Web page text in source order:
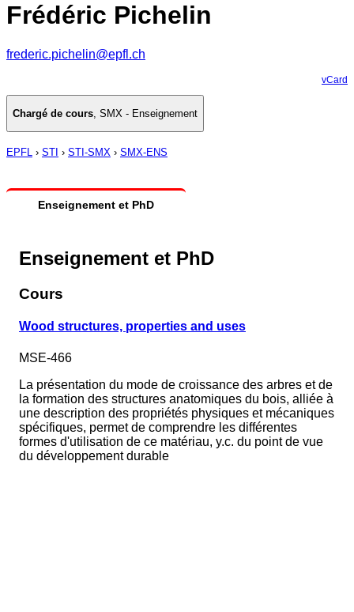
Frédéric Pichelin
frederic.pichelin@epfl.ch
vCard
Chargé de cours, SMX - Enseignement
EPFL › STI › STI-SMX › SMX-ENS
Enseignement et PhD
Enseignement et PhD
Cours
Wood structures, properties and uses
MSE-466
La présentation du mode de croissance des arbres et de
la formation des structures anatomiques du bois, alliée à
une description des propriétés physiques et mécaniques
spécifiques, permet de comprendre les différentes
formes d'utilisation de ce matériau, y.c. du point de vue
du développement durable